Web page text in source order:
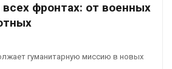
фронтах: от военных
гуманитарную миссию в новых